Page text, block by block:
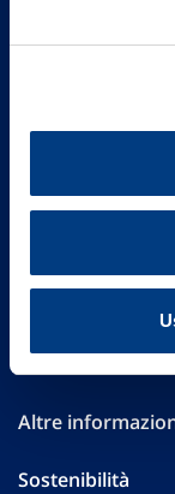
Via Ignazio
Part. IVA
Altre
Sostenibilità